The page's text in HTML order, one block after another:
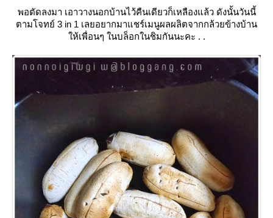
พอตัดลงมา เอาวางนอกบ้านไว้คืนเดียวก็เหลืองแล้ว ดังนั้นวันนี้
ตามโจทย์ 3 in 1 เลยอยากมาแชร์เมนูผลผลิตจากกล้วยข้างบ้าน
ห้เพื่อนๆ ในบล็อกในชิมกันนะคะ . .